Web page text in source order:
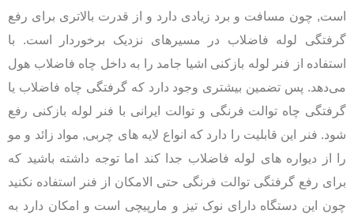
است, چون مسافت و برد زیادی دارد و از قدرت بالاتری برای رفع
گرفتگی لوله فاضلاب در مسیرهای نزدیک برخوردار است. با
استفاده از فنر لوله بازکنی اشیا جامد را به داخل چاه فاضلاب هول
می‌دهد. پس تضمین بیشتری وجود دارد که گرفتگی چاه فاضلاب یا
گرفتگی چاه توالت فرنگی و توالت ایرانی با فنر لوله بازکنی رفع
شود. فنر این قابلیت را دارد که انواع لایه های چربی, مواد زائد و مو
را از دیواره های لوله فاضلاب جدا کند اما توجه داشته باشید که
برای رفع گرفتگی توالت فرنگی حتی الامکان از فنر استفاده نکنید
چون این دستگاه دارای نوک تیز و مارپیچی است و امکان دارد به